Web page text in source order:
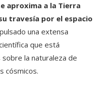
aproxima a la Tierra
travesía por el espacio
una extensa
que está
la naturaleza de
cósmicos.